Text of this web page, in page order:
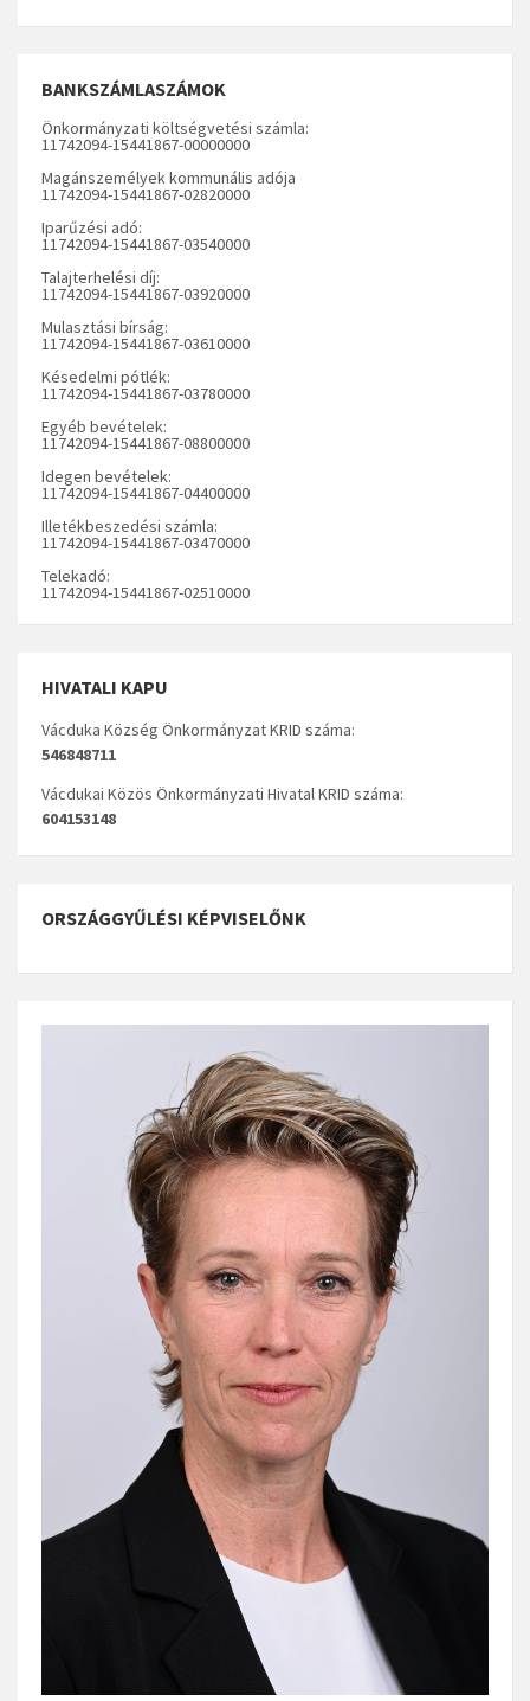
BANKSZÁMLASZÁMOK
Önkormányzati költségvetési számla:
11742094-15441867-00000000
Magánszemélyek kommunális adója
11742094-15441867-02820000
Iparűzési adó:
11742094-15441867-03540000
Talajterhelési díj:
11742094-15441867-03920000
Mulasztási bírság:
11742094-15441867-03610000
Késedelmi pótlék:
11742094-15441867-03780000
Egyéb bevételek:
11742094-15441867-08800000
Idegen bevételek:
11742094-15441867-04400000
Illetékbeszedési számla:
11742094-15441867-03470000
Telekadó:
11742094-15441867-02510000
HIVATALI KAPU
Vácduka Község Önkormányzat KRID száma:
546848711
Vácdukai Közös Önkormányzati Hivatal KRID száma:
604153148
ORSZÁGGYŰLÉSI KÉPVISELŐNK